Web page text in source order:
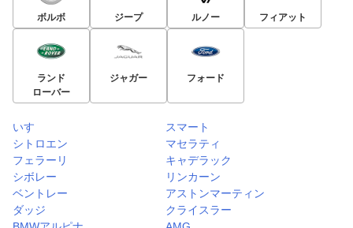
ボルボ ジープ ルノー フィアット
ランド
ローバー
ジャガー フォード
いすゞ
スマート
シトロエン
マセラティ
フェラーリ
キャデラック
シボレー
リンカーン
ベントレー
アストンマーティン
ダッジ
クライスラー